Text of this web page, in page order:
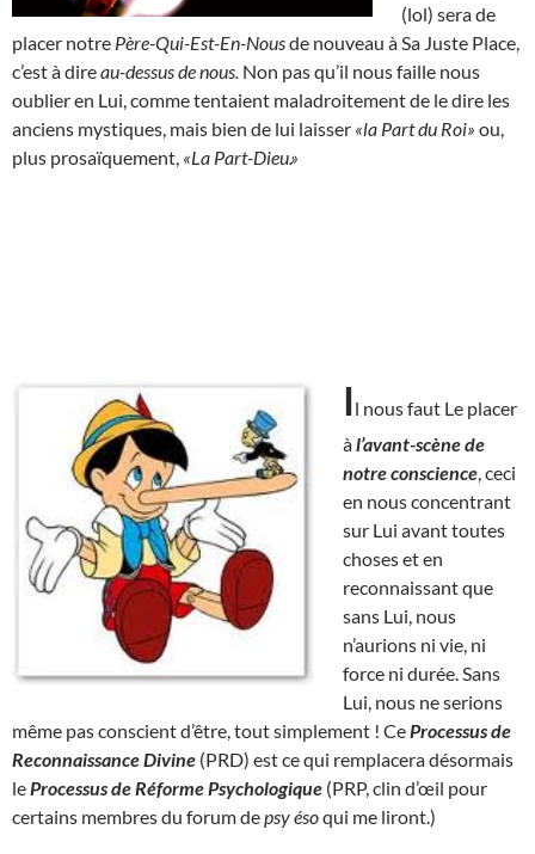
(lol) sera de
placer notre Père-Qui-Est-En-Nousde nouveau à Sa Juste Place,
c’est à direau-dessus de nous. Non pas qu’il nous faille nous
oublier en Lui, comme tentaient maladroitement de le dire les
anciens mystiques, mais bien de lui laisser «la Part du Roi» ou,
plus prosaïquement, «La Part-Dieu.»
Il nous faut Le placer
àl’avant-scène de
notre conscience , ceci
en nous concentrant
sur Lui avant toutes
choses et en
reconnaissant que
sans Lui, nous
n’aurions ni vie, ni
force ni durée. Sans
Lui, nous ne serions
même pas conscient d’être, tout simplement ! Ce Processus de
Reconnaissance Divine (PRD) est ce qui remplacera désormais
le Processus de Réforme Psychologique (PRP, clin d’œil pour
certains membres du forum depsy ésoqui me liront.)